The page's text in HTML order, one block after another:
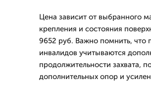
Цена зависит от выбранного
крепления и состояния
9652 руб. Важно помнить, что
инвалидов учитываются
продолжительности захвата,
дополнительных опор и